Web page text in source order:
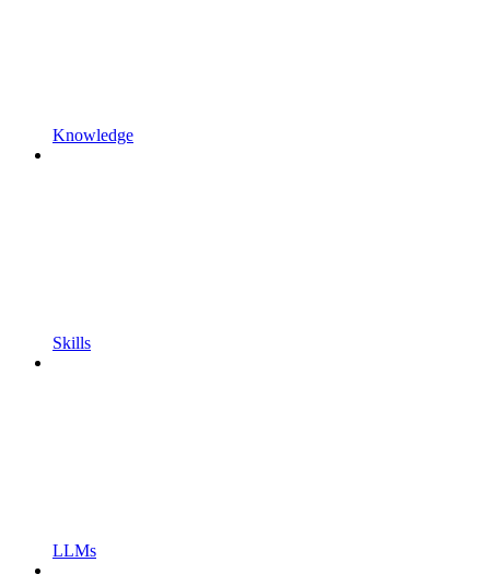
Knowledge
Skills
LLMs